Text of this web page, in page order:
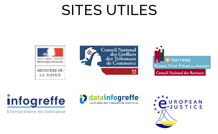
SITES UTILES